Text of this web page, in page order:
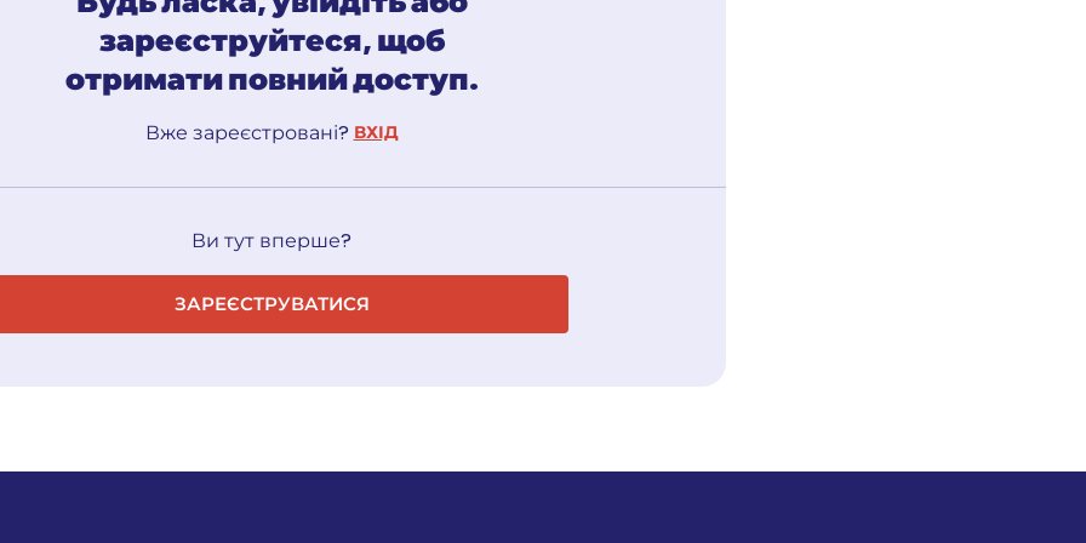
ЗАРЕЄСТРУВАТИСЬ
зареєструйтеся, щоб
отримати повний доступ.
Вже зареєстровані? ВХІД
Ви тут вперше?
ЗАРЕЄСТРУВАТИСЯ